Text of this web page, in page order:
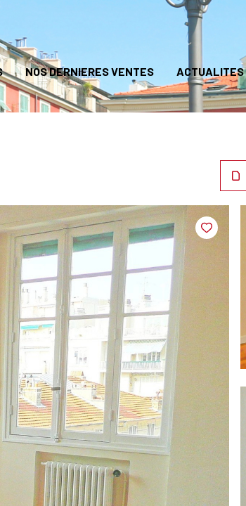
NOS DERNIERES VENTES ACTUALITES